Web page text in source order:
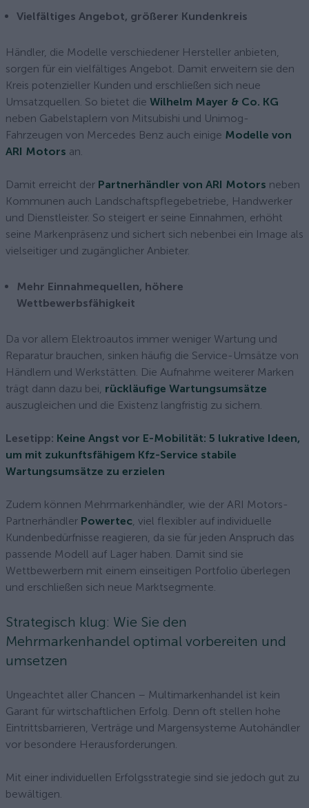
Vielfältiges Angebot, größerer Kundenkreis
Händler, die Modelle verschiedener Hersteller anbieten,
sorgen für ein vielfältiges Angebot. Damit erweitern sie den
Kreis potenzieller Kunden und erschließen sich neue
Umsatzquellen. So bietet die Wilhelm Mayer & Co. KG
neben Gabelstaplern von Mitsubishi und Unimog-
Fahrzeugen von Mercedes Benz auch einige Modelle von
ARI Motors an.
Damit erreicht der Partnerhändler von ARI Motors neben
Kommunen auch Landschaftspflegebetriebe, Handwerker
und Dienstleister. So steigert er seine Einnahmen, erhöht
seine Markenpräsenz und sichert sich nebenbei ein Image als
vielseitiger und zugänglicher Anbieter.
Mehr Einnahmequellen, höhere
Wettbewerbsfähigkeit
Da vor allem Elektroautos immer weniger Wartung und
Reparatur brauchen, sinken häufig die Service-Umsätze von
Händlern und Werkstätten. Die Aufnahme weiterer Marken
trägt dann dazu bei, rückläufige Wartungsumsätze
auszugleichen und die Existenz langfristig zu sichern.
Lesetipp: Keine Angst vor E-Mobilität: 5 lukrative Ideen,
um mit zukunftsfähigem Kfz-Service stabile
Wartungsumsätze zu erzielen
Zudem können Mehrmarkenhändler, wie der ARI Motors-
Partnerhändler Powertec, viel flexibler auf individuelle
Kundenbedürfnisse reagieren, da sie für jeden Anspruch das
passende Modell auf Lager haben. Damit sind sie
Wettbewerbern mit einem einseitigen Portfolio überlegen
und erschließen sich neue Marktsegmente.
Strategisch klug: Wie Sie den
Mehrmarkenhandel optimal vorbereiten und
umsetzen
Ungeachtet aller Chancen – Multimarkenhandel ist kein
Garant für wirtschaftlichen Erfolg. Denn oft stellen hohe
Eintrittsbarrieren, Verträge und Margensysteme Autohändler
vor besondere Herausforderungen.
Mit einer individuellen Erfolgsstrategie sind sie jedoch gut zu
bewältigen.